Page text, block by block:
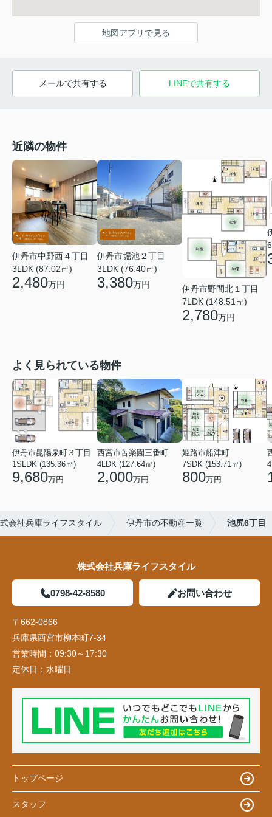
地図アプリで見る
メールで共有する LINEで共有する
近隣の物件
伊丹市中野西４丁目
3LDK (87.02㎡)
2,480万円
伊丹市堀池２丁目
3LDK (76.40㎡)
3,380万円
伊丹市野間北１丁目
7LDK (148.51㎡)
2,780万円
よく見られている物件
伊丹市昆陽泉町３丁目
1SLDK (135.36㎡)
9,680万円
西宮市苦楽園三番町
4LDK (127.64㎡)
2,000万円
姫路市船津町
7SDK (153.71㎡)
800万円
会社兵庫ライフスタイル 伊丹市の不動産一覧 池尻6丁目
株式会社兵庫ライフスタイル
0798-42-8580 お問い合わせ
〒662-0866
兵庫県西宮市柳本町7-34
営業時間： 09:30～17:30
定休日： 水曜日
トップページ
スタッフ